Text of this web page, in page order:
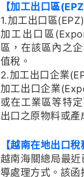
【加工出口區
1.加工出口區(EPZ)
加工出口區
區，在該區內之
值稅。
2.加工出口企業
加工出口企業
或在工業區等特
出口之原物料或產
【越南在地出口稅
越南海關總局最
導處理方式。該函